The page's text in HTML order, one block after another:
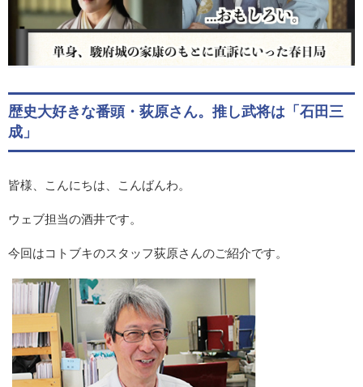
歴史大好きな番頭・荻原さん。推し武将は「石田三
成」
皆様、こんにちは、こんばんわ。
ウェブ担当の酒井です。
今回はコトブキのスタッフ荻原さんのご紹介です。